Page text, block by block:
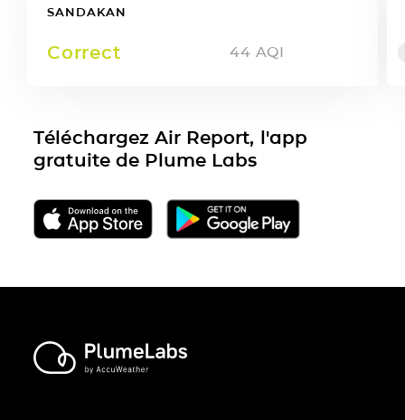
SANDAKAN
Correct 44 AQI
Téléchargez Air Report, l'app
gratuite de Plume Labs